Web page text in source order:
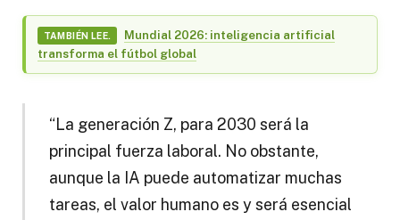
TAMBIÉN LEE.
Mundial 2026: inteligencia artificial
transforma el fútbol global
“La generación Z, para 2030 será la
principal fuerza laboral. No obstante,
aunque la IA puede automatizar muchas
tareas, el valor humano es y será esencial